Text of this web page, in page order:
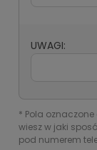
UWAGI:
* Pola
wiesz w jaki
pod numerem